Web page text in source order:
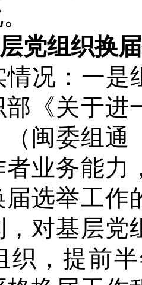
党组织换
况： 一是
《关于进
（闽委组通
者业务能力
届选举工作
对基层党
织，提前